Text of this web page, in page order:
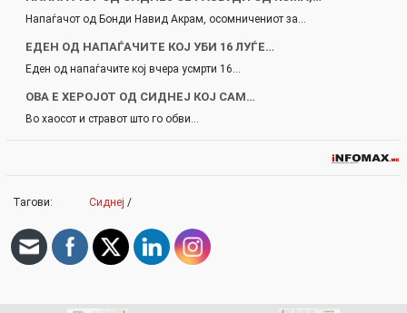
Напаѓачот од Бонди Навид Акрам, осомничениот за…
ЕДЕН ОД НАПАЃАЧИТЕ КОЈ УБИ 16 ЛУЃЕ…
Еден од напаѓачите кој вчера усмрти 16…
ОВА Е ХЕРОЈОТ ОД СИДНЕЈ КОЈ САМ…
Во хаосот и стравот што го обви…
Тагови: Сиднеј /